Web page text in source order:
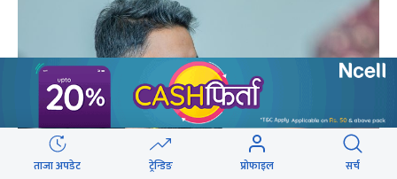
ताजा अपडेट ट्रेन्डिङ प्रोफाइल सर्च